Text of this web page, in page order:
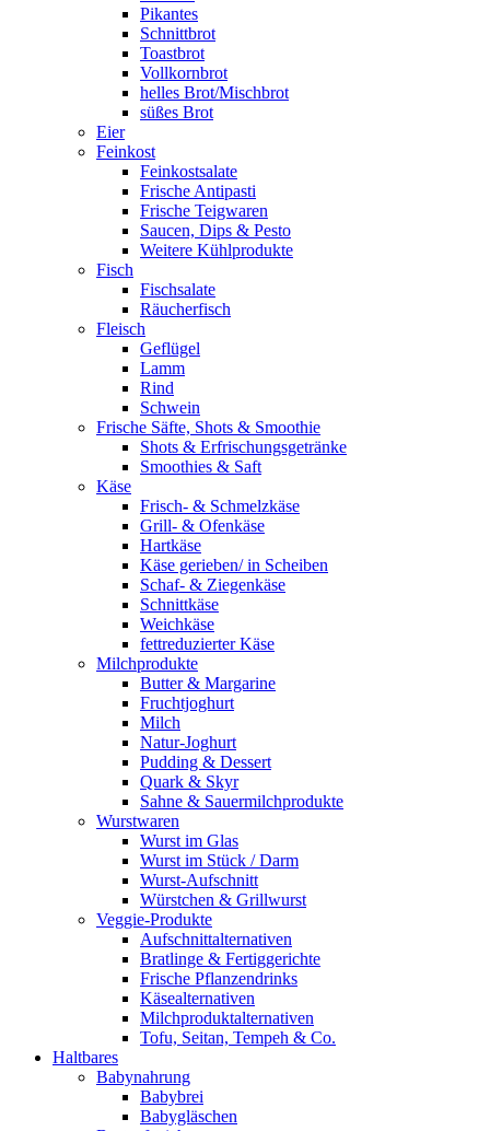
Pikantes
Schnittbrot
Toastbrot
Vollkornbrot
helles Brot/Mischbrot
süßes Brot
Eier
Feinkost
Feinkostsalate
Frische Antipasti
Frische Teigwaren
Saucen, Dips & Pesto
Weitere Kühlprodukte
Fisch
Fischsalate
Räucherfisch
Fleisch
Geflügel
Lamm
Rind
Schwein
Frische Säfte, Shots & Smoothie
Shots & Erfrischungsgetränke
Smoothies & Saft
Käse
Frisch- & Schmelzkäse
Grill- & Ofenkäse
Hartkäse
Käse gerieben/ in Scheiben
Schaf- & Ziegenkäse
Schnittkäse
Weichkäse
fettreduzierter Käse
Milchprodukte
Butter & Margarine
Fruchtjoghurt
Milch
Natur-Joghurt
Pudding & Dessert
Quark & Skyr
Sahne & Sauermilchprodukte
Wurstwaren
Wurst im Glas
Wurst im Stück / Darm
Wurst-Aufschnitt
Würstchen & Grillwurst
Veggie-Produkte
Aufschnittalternativen
Bratlinge & Fertiggerichte
Frische Pflanzendrinks
Käsealternativen
Milchproduktalternativen
Tofu, Seitan, Tempeh & Co.
Haltbares
Babynahrung
Babybrei
Babygläschen